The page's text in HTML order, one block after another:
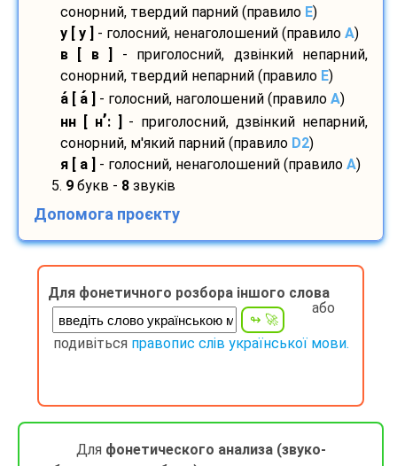
сонорний, твердий парний (правило E)
у [ у ]
- голосний, ненаголошений (правило A)
в [ в ]
- приголосний, дзвінкий непарний,
сонорний, твердий непарний (правило E)
а [ а - голосний, наголошений (правило A)
нн [ н’: ]
- приголосний, дзвінкий непарний,
сонорний, м'який парний (правило D2)
я [ а ]
- голосний, ненаголошений (правило A)
5. 9 букв - 8 звуків
Допомога проєкту
Для фонетичного розбора іншого слова
або
подивіться правопис слів української мови.
Для фонетического анализа (звуко-